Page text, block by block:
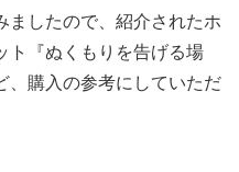
ましたので、紹介されたホ
ト『ぬくもりを告げる場
、購入の参考にしていただ